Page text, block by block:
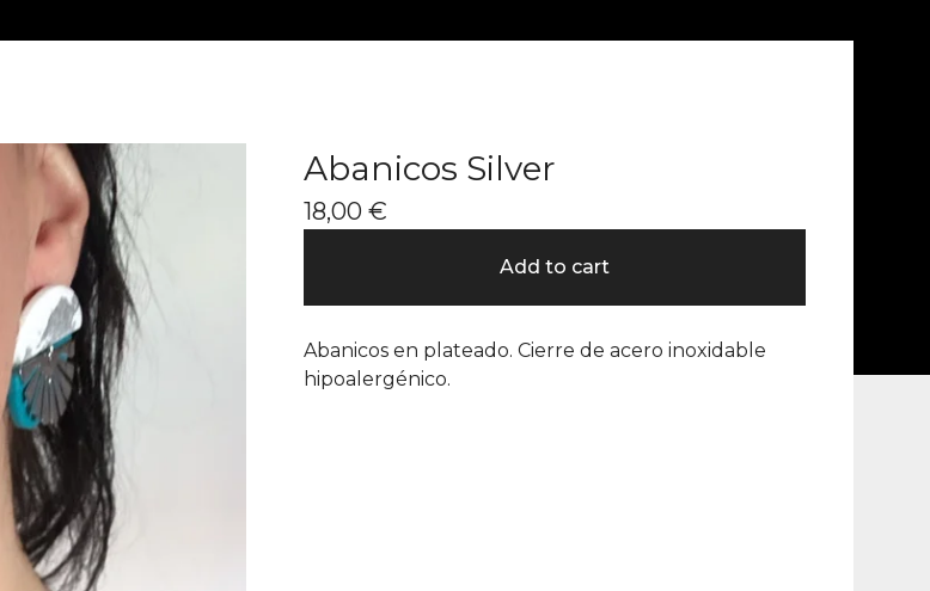
Abanicos Silver
18,00 €
Add to cart
Abanicos en plateado. Cierre de acero inoxidable
hipoalergénico.